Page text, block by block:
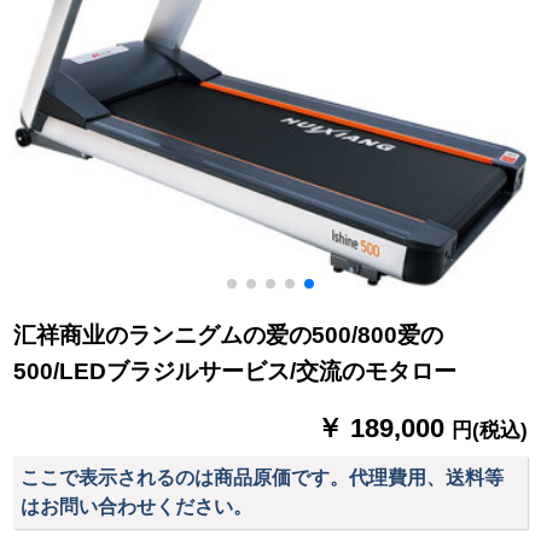
汇祥商业のランニグムの爱の500/800爱の
500/LEDブラジルサービス/交流のモタロー
￥ 189,000 円(税込)
ここで表示されるのは商品原価です。代理費用、送料等
はお問い合わせください。